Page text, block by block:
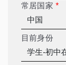
常居国家 *
目前身份